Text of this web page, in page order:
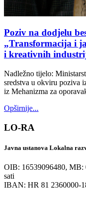
Poziv na dodjelu
„Transformacija i
i kreativnih
Nadležno tijelo:
sredstva u okviru poziva
iz Mehanizma za
Opširnije...
LO-RA
Javna ustanova Lokalna
OIB: 16539096480, MB:
sati
IBAN: HR 81 2360000-